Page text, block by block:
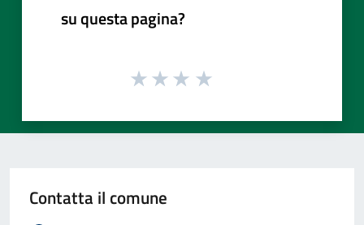
su questa pagina?
Contatta il comune